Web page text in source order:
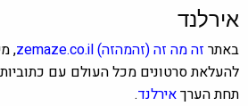
אירלנד
באתרזה מה זה(זהמהזה)zemaze.co.il
,
להעלאת סרטונים מכל העולם עם כתוביות
תחת הערךאירלנד.